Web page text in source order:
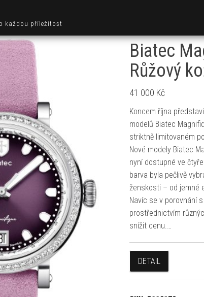
každou příležitost
Biatec
Růžový
41 000 Kč
Koncem října
modelů Biatec
striktně limitovaném
Nové modely Biatec
nyní dostupné ve
barva byla pečlivě
ženskosti – od jemné
Navíc se v porovnání
prostřednictvím
snížit cenu.…
DETAIL